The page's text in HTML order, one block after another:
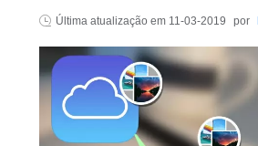
Última atualização em 11-03-2019 por